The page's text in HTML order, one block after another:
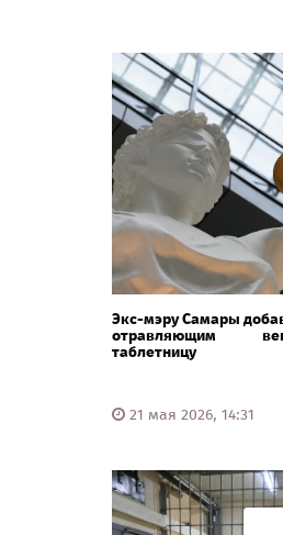
Экс-мэру Самары
отравляющим
таблетницу
21 мая 2026, 14:31